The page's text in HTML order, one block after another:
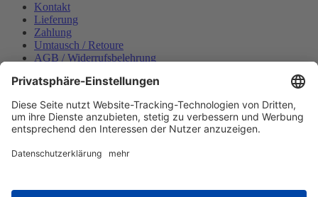
Kontakt
Lieferung
Zahlung
Umtausch / Retoure
AGB / Widerrufsbelehrung
Datenschutzerklärung
Bestellung widerrufen
Mein konto